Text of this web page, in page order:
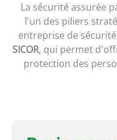
La sécurité assurée
l'un des piliers
entreprise de
SICOR, qui permet
protection des